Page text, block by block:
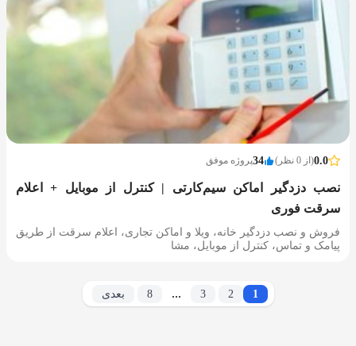
0.0(از 0 نظر) 34پروژه موفق
نصب دزدگیر اماکن سیم‌کارتی | کنترل از موبایل + اعلام
سرقت فوری
فروش و نصب دزدگیر خانه، ویلا و اماکن تجاری، اعلام سرقت از طریق
پیامک و تماس، کنترل از موبایل، مشا
1
2
3
...
8 بعدی